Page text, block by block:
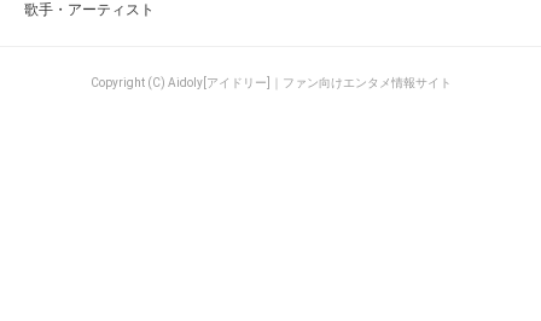
歌手・アーティスト
Copyright (C) Aidoly[アイドリー]｜ファン向けエンタメ情報サイト